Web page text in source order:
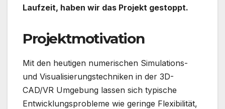
Laufzeit, haben wir das Projekt gestoppt.
Projektmotivation
Mit den heutigen numerischen Simulations-
und Visualisierungstechniken in der 3D-
CAD/VR Umgebung lassen sich typische
Entwicklungsprobleme wie geringe Flexibilität,